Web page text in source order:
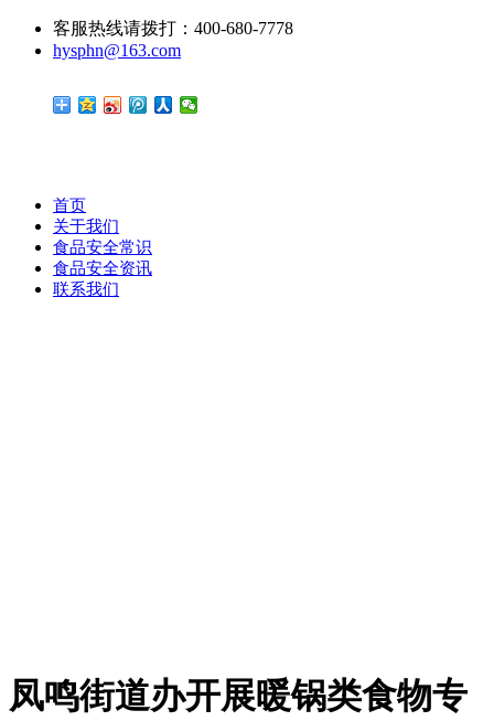
客服热线请拨打：400-680-7778
hysphn@163.com
首页
关于我们
食品安全常识
食品安全资讯
联系我们
凤鸣街道办开展暖锅类食物专